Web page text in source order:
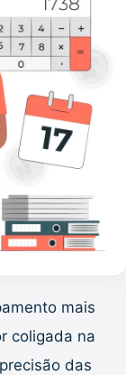
mais
coligada na
das